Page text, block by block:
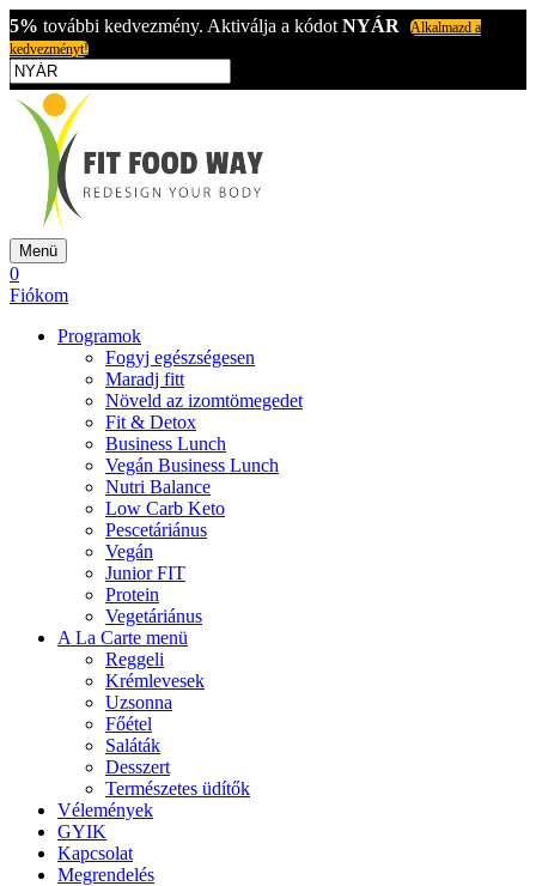
5% további kedvezmény. Aktiválja a kódot NYÁR
Alkalmazd a
kedvezményt!
Menü
0
Fiókom
Programok
Fogyj egészségesen
Maradj fitt
Növeld az izomtömegedet
Fit & Detox
Business Lunch
Vegán Business Lunch
Nutri Balance
Low Carb Keto
Pescetáriánus
Vegán
Junior FIT
Protein
Vegetáriánus
A La Carte menü
Reggeli
Krémlevesek
Uzsonna
Főétel
Saláták
Desszert
Természetes üdítők
Vélemények
GYIK
Kapcsolat
Megrendelés